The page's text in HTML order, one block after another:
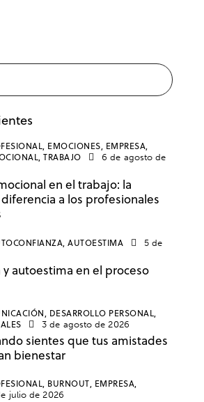
EMOCIONES, EMPRESA,
TRABAJO
6 de agosto de
en el trabajo: la
a los profesionales
AUTOESTIMA
5 de
autoestima en el proceso
DESARROLLO PERSONAL,
3 de agosto de 2026
sientes que tus amistades
bienestar
BURNOUT, EMPRESA,
julio de 2026